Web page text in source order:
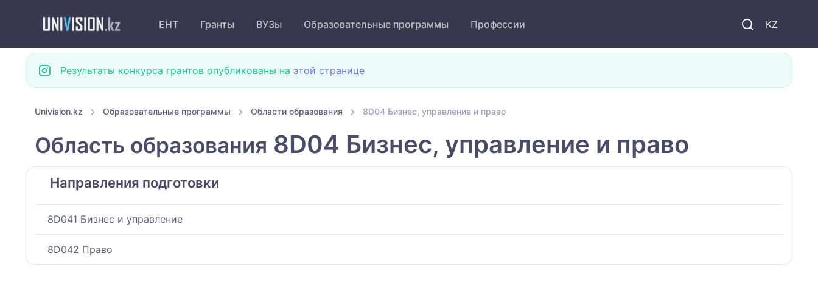
KZ
ЕНТ Гранты ВУЗы Образовательные программы Профессии
Результаты конкурса грантов опубликованы на этой странице
Univision.kz Образовательные программы Области образования 8D04 Бизнес, управление и право
Область образования 8D04 Бизнес, управление и право
Направления подготовки
8D041 Бизнес и управление
8D042 Право